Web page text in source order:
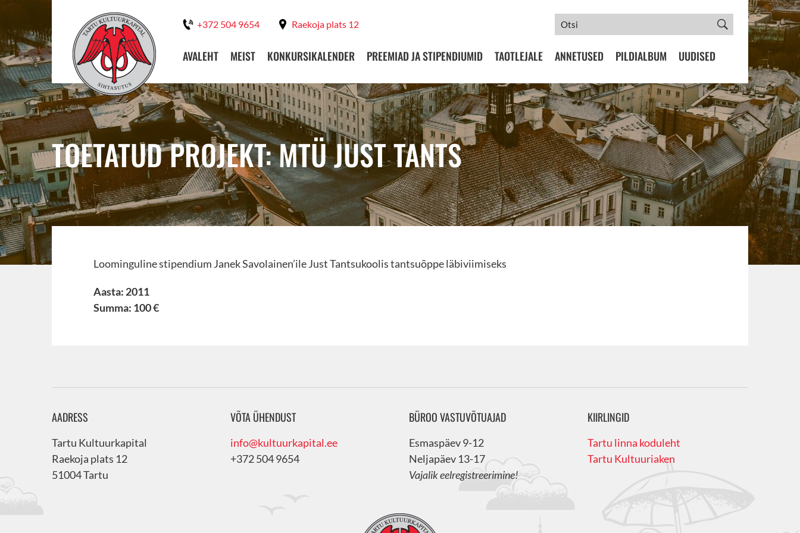
+372 504 9654 Raekoja plats 12
AVALEHT MEIST KONKURSIKALENDER PREEMIAD JA STIPENDIUMID TAOTLEJALE ANNETUSED PILDIALBUM UUDISED
TOETATUD PROJEKT: MTÜ JUST TANTS
Loominguline stipendium Janek Savolainen’ile Just Tantsukoolis tantsuõppe läbiviimiseks
Aasta: 2011
Summa: 100 €
AADRESS
Tartu Kultuurkapital
Raekoja plats 12
51004 Tartu
VÕTA ÜHENDUST
info@kultuurkapital.ee
+372 504 9654
BÜROO VASTUVÕTUAJAD
Esmaspäev 9-12
Neljapäev 13-17
Vajalik eelregistreerimine!
KIIRLINGID
Tartu linna koduleht
Tartu Kultuuriaken